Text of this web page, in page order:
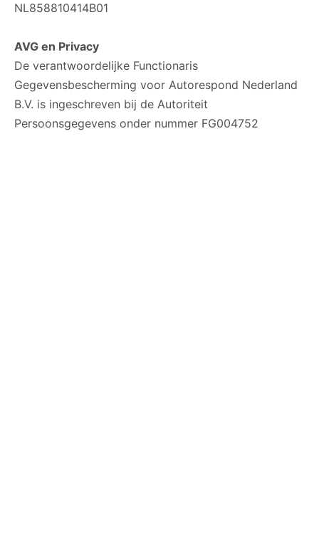
NL858810414B01
AVG en Privacy
De verantwoordelijke Functionaris
Gegevensbescherming voor Autorespond Nederland
B.V. is ingeschreven bij de Autoriteit
Persoonsgegevens onder nummer FG004752